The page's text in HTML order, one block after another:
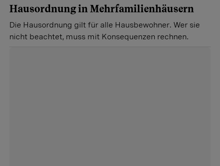
Hausordnung in Mehrfamilienhäusern
Die Hausordnung gilt für alle Hausbewohner. Wer sie
nicht beachtet, muss mit Konsequenzen rechnen.